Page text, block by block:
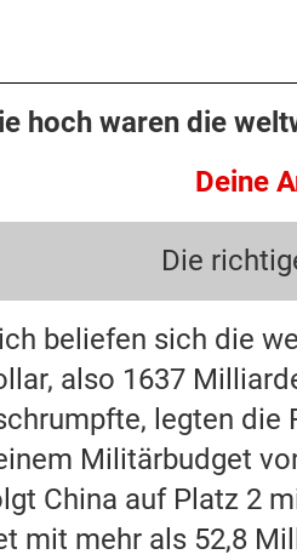
hoch waren die
Deine
Die
beliefen sich die
also 1637
legten die
Militärbudget
China auf Platz 2
mit mehr als 52,8